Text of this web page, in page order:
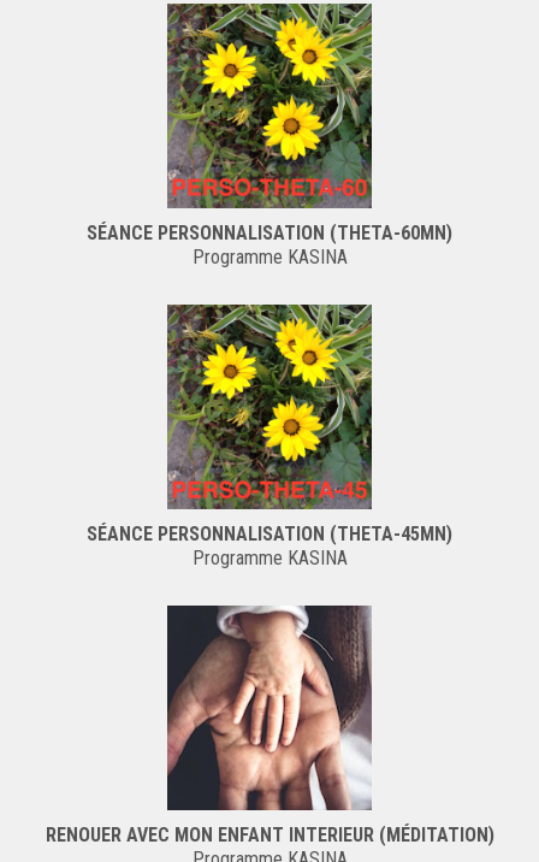
SÉANCE PERSONNALISATION (THETA-60MN)
Programme KASINA
SÉANCE PERSONNALISATION (THETA-45MN)
Programme KASINA
RENOUER AVEC MON ENFANT INTERIEUR (MÉDITATION)